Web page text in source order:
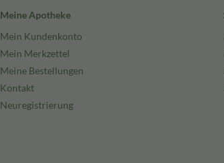
Meine Apotheke
Mein Kundenkonto
Mein Merkzettel
Meine Bestellungen
Kontakt
Neuregistrierung